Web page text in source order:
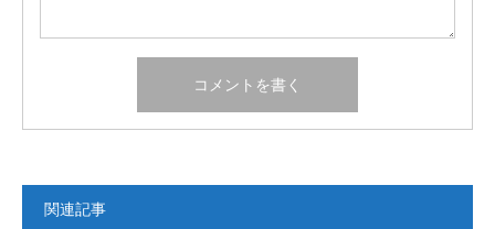
関連記事